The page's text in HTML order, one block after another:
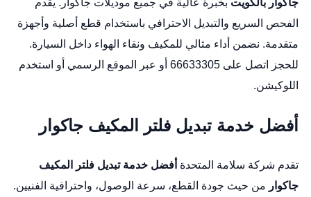
جاكوار بالكويت بخبرة عالية في جميع موديلات جاكوار. يقدم
الفحص السريع والتبديل الاحترافي باستخدام قطع أصلية وأجهزة
متقدمة. نضمن أداء مثالي للمكيف ونقاء الهواء داخل السيارة.
للحجز اتصل على 66633305 أو عبر
الموقع الرسمي أو استخدم
اللوكيشن.
أفضل خدمة تبديل فلتر المكيف جاكوار
تقدم شركة سلامة المتحدة أفضل خدمة تبديل فلتر المكيف
جاكوار من حيث جودة القطع، سرعة الوصول، واحترافية الفنيين.